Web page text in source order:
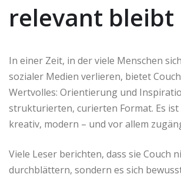
relevant bleibt
In einer Zeit, in der viele Menschen
sozialer Medien verlieren, bietet
Wertvolles: Orientierung und
strukturierten, curierten Format. Es ist
kreativ, modern – und vor allem
Viele Leser berichten, dass sie Couch
durchblättern, sondern es sich